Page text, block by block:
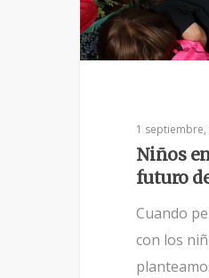
1 septiembre,
Niños
futuro
Cuando
con los